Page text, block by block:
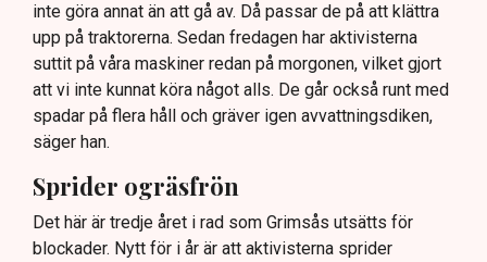
inte göra annat än att gå av. Då passar de på att klättra
upp på traktorerna. Sedan fredagen har aktivisterna
suttit på våra maskiner redan på morgonen, vilket gjort
att vi inte kunnat köra något alls. De går också runt med
spadar på flera håll och gräver igen avvattningsdiken,
säger han.
Sprider ogräsfrön
Det här är tredje året i rad som Grimsås utsätts för
blockader. Nytt för i år är att aktivisterna sprider